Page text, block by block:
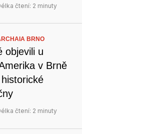
čtení: 2 minuty
BRNO
objevili u
v Brně
čtení: 2 minuty